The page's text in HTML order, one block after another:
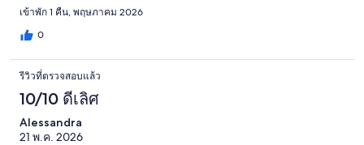
เข้าพัก 1 คืน, พฤษภาคม 2026
0
รีวิวที่ตรวจสอบแล้ว
10/10 ดีเลิศ
Alessandra
21 พ.ค. 2026